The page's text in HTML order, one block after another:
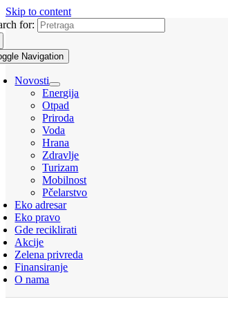
Skip to content
for:
Navigation
Novosti
Energija
Otpad
Priroda
Voda
Hrana
Zdravlje
Turizam
Mobilnost
Pčelarstvo
Eko adresar
Eko pravo
Gde reciklirati
Akcije
Zelena privreda
Finansiranje
O nama